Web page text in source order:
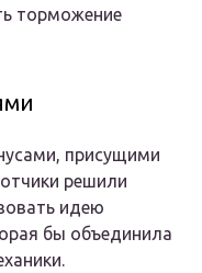
торможение
присущими
решили
идею
бы объединила